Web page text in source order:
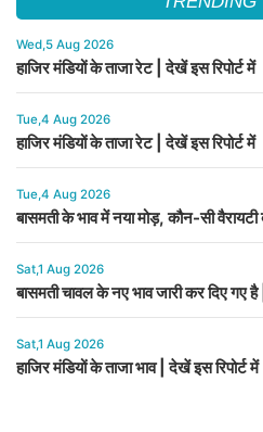
Wed,5 Aug 2026
हाजिर मंडियों के ताजा रेट | देखें इस रिपोर्ट में
Tue,4 Aug 2026
हाजिर मंडियों के ताजा रेट | देखें इस रिपोर्ट में
Tue,4 Aug 2026
बासमती के भाव में नया मोड़, कौन-सी
Sat,1 Aug 2026
बासमती चावल के नए भाव जारी कर दिए गए है
Sat,1 Aug 2026
हाजिर मंडियों के ताजा भाव | देखें इस रिपोर्ट में